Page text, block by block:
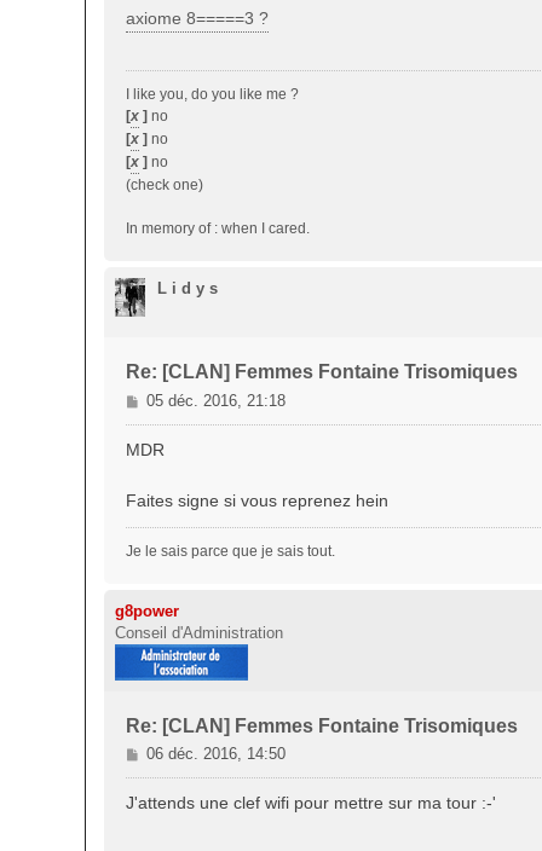
s
s
g
e
axiome 8=====3 ?
I like you, do you like me ?
[x ] no
[x ] no
[x ] no
(check one)
In memory of : when I cared.
L i d y s
Re: [CLAN] Femmes Fontaine Trisomiques
M
e
s
g
e
05 déc. 2016, 21:18
MDR
Faites signe si vous reprenez hein
Je le sais parce que je sais tout.
g8power
Conseil d'Administration
Re: [CLAN] Femmes Fontaine Trisomiques
M
e
s
06 déc. 2016, 14:50
J'attends une clef wifi pour mettre sur ma tour :-'